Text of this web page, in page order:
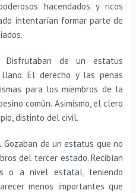
hacendados y ricos
intentarían formar parte de
Disfrutaban de un estatus
El derecho y las penas
para los miembros de la
común. Asimismo, el clero
distinto del civil.
Gozaban de un estatus que no
del tercer estado. Recibían
o a nivel estatal, teniendo
menos importantes que